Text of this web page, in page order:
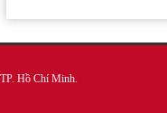
Hồ Chí Minh.